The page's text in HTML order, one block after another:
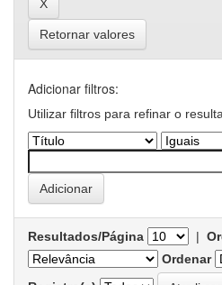
Retornar valores
Adicionar filtros:
Utilizar filtros para refinar o
Resultados/Página |
Ordenar